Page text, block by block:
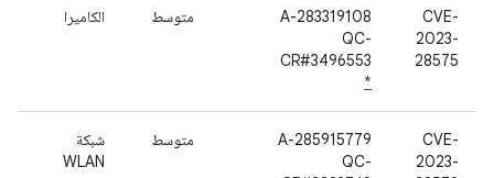
CVE-
2023-
28575
A-283319108
QC-
CR#3496553
*
متوسط الكاميرا
CVE-
2023-
A-285915779
QC-
متوسط
شبكة
WLAN